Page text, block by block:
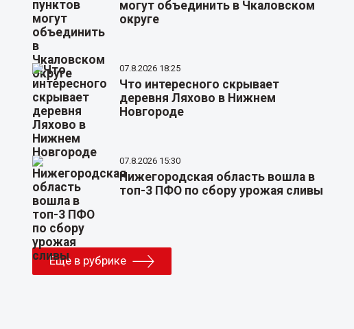
могут объединить в Чкаловском
округе
07.8.2026 18:25
Что интересного скрывает
деревня Ляхово в Нижнем
Новгороде
07.8.2026 15:30
Нижегородская область вошла в
топ-3 ПФО по сбору урожая сливы
Еще в рубрике